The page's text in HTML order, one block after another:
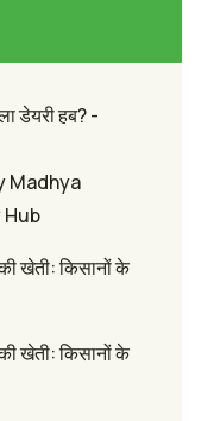
डेयरी हब? -
Madhya
Hub
खेती: किसानों के
खेती: किसानों के